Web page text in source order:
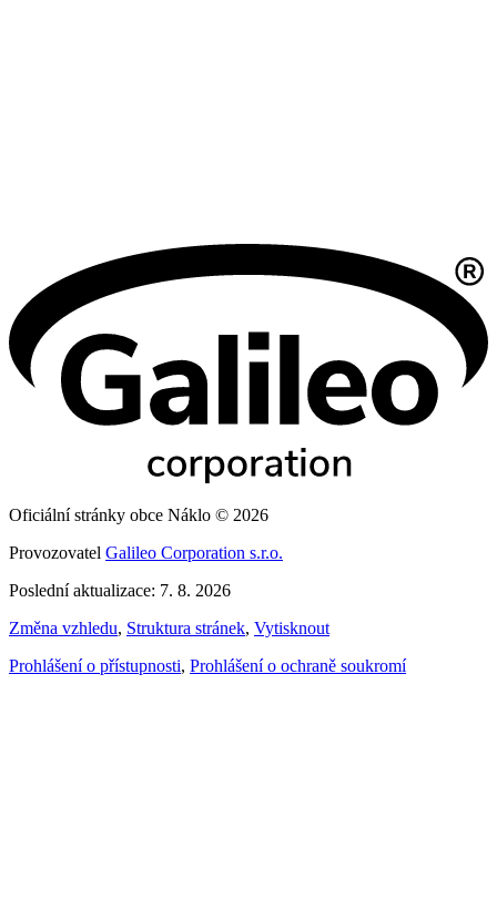
Oficiální stránky obce Náklo © 2026
Provozovatel Galileo Corporation s.r.o.
Poslední aktualizace: 7. 8. 2026
Změna vzhledu, Struktura stránek, Vytisknout
Prohlášení o přístupnosti, Prohlášení o ochraně soukromí